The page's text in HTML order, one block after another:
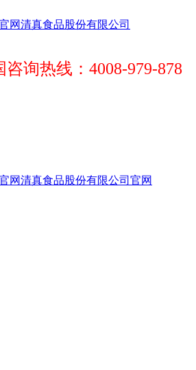
咨询热线：4008-979-878